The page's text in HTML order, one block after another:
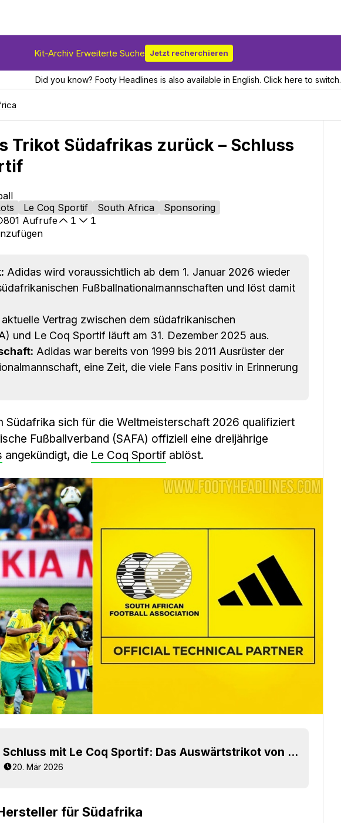
Kit-Archiv Erweiterte Suche Jetzt recherchieren
Did you know? Footy Headlines is also available in English. Click here to switch.
Trikot Südafrikas zurück – Schluss
Le Coq Sportif South Africa
Sponsoring
801 Aufrufe 1
1
Adidas wird voraussichtlich ab dem 1. Januar 2026 wieder
Fußballnationalmannschaften und löst damit
aktuelle Vertrag zwischen dem südafrikanischen
und Le Coq Sportif läuft am 31. Dezember 2025 aus.
Adidas war bereits von 1999 bis 2011 Ausrüster der
eine Zeit, die viele Fans positiv in Erinnerung
Südafrika sich für die Weltmeisterschaft 2026 qualifiziert
Fußballverband (SAFA) offiziell eine dreijährige
angekündigt, die Le Coq Sportif ablöst.
Schluss mit Le Coq Sportif: Das Auswärtstrikot von Adidas für Südafrika zur WM 2026 ist da
20. Mär 2026
für Südafrika